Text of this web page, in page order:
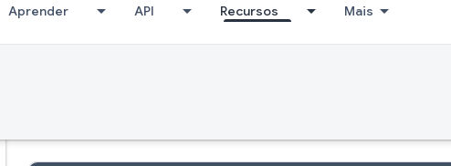
Aprender API Recursos Mais